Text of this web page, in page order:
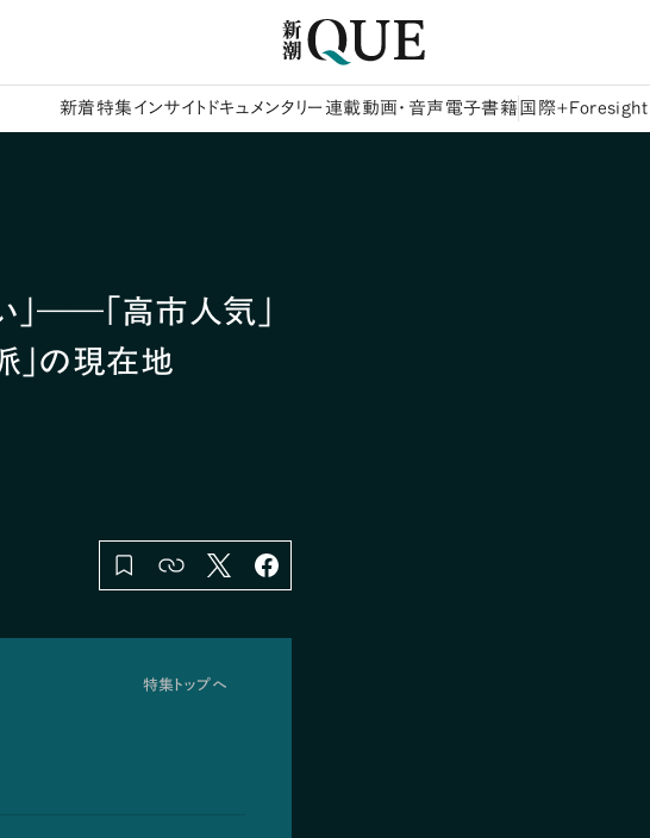
新着特集 インサイト ドキュメンタリー 連載動画・音声 電子書籍 国際+Foresight
」――「高市人気」
」の現在地
特集トップへ